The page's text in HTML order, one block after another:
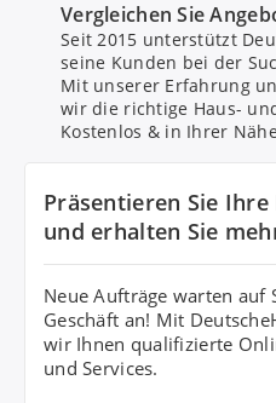
Mit Absenden stimmen Sie
Vergleichen Sie
Seit 2015 unterstützt
seine Kunden bei der
Mit unserer Erfahrung
wir die richtige Haus-
Kostenlos & in Ihrer
Präsentieren Sie
und erhalten Sie
Neue Aufträge warten auf
Geschäft an! Mit
wir Ihnen qualifizierte
und Services.